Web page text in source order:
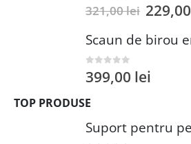
out of 5
321,00lei 229,00
0 out of 5
399,00 lei
TOP PRODUSE